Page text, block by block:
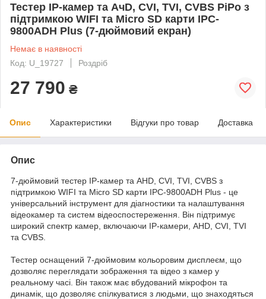
Тестер IP-камер та АчD, CVI, TVI, CVBS PiPo з
підтримкою WIFI та Micro SD карти IPC-
9800ADH Plus (7-дюймовий екран)
Немає в наявності
Код: U_19727
Роздріб
27 790 ₴
Опис Характеристики Відгуки про товар Доставка
Опис
7-дюймовий тестер IP-камер та AHD, CVI, TVI, CVBS з
підтримкою WIFI та Micro SD карти IPC-9800ADH Plus - це
універсальний інструмент для діагностики та налаштування
відеокамер та систем відеоспостереження. Він підтримує
широкий спектр камер, включаючи IP-камери, AHD, CVI, TVI
та CVBS.
Тестер оснащений 7-дюймовим кольоровим дисплеєм, що
дозволяє переглядати зображення та відео з камер у
реальному часі. Він також має вбудований мікрофон та
динамік, що дозволяє спілкуватися з людьми, що знаходяться